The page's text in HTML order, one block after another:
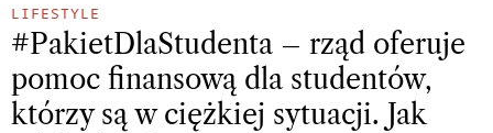
LIFESTYLE
#PakietDlaStudenta – rząd oferuje
pomoc finansową dla studentów,
którzy są w ciężkiej sytuacji. Jak